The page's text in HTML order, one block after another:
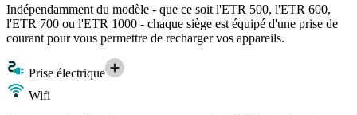
Indépendamment du modèle - que ce soit l'ETR 500, l'ETR 600,
l'ETR 700 ou l'ETR 1000 - chaque siège est équipé d'une prise de
courant pour vous permettre de recharger vos appareils.
Prise électrique
Wifi